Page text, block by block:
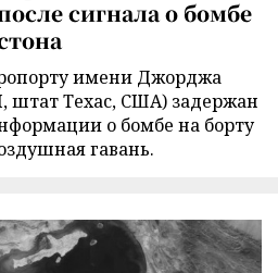
сигнала о бомбе
имени Джорджа
штат Техас, США) задержан
о бомбе на борту
гавань.